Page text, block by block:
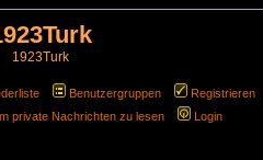
1923Turk
Benutzergruppen
Registrieren
private Nachrichten zu lesen Login